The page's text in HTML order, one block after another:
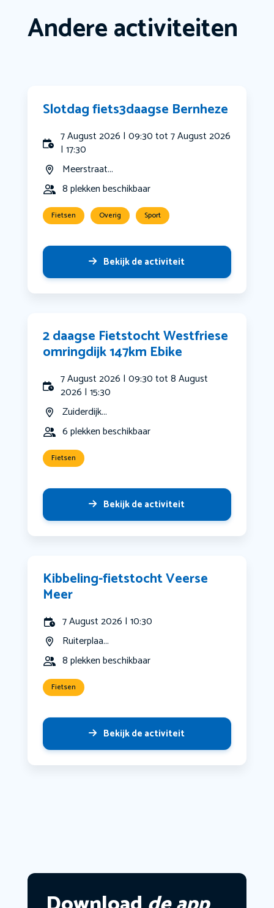
Andere activiteiten
Slotdag fiets3daagse Bernheze
7 August 2026 | 09:30 tot 7 August 2026
| 17:30
Meerstraat...
8 plekken beschikbaar
Fietsen Overig Sport
Bekijk de activiteit
2 daagse Fietstocht Westfriese
omringdijk 147km Ebike
7 August 2026 | 09:30 tot 8 August
2026 | 15:30
Zuiderdijk...
6 plekken beschikbaar
Fietsen
Bekijk de activiteit
Kibbeling-fietstocht Veerse
Meer
7 August 2026 | 10:30
Ruiterplaa...
8 plekken beschikbaar
Fietsen
Bekijk de activiteit